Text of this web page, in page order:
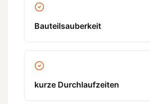
Bauteilsauberkeit
kurze Durchlaufzeiten